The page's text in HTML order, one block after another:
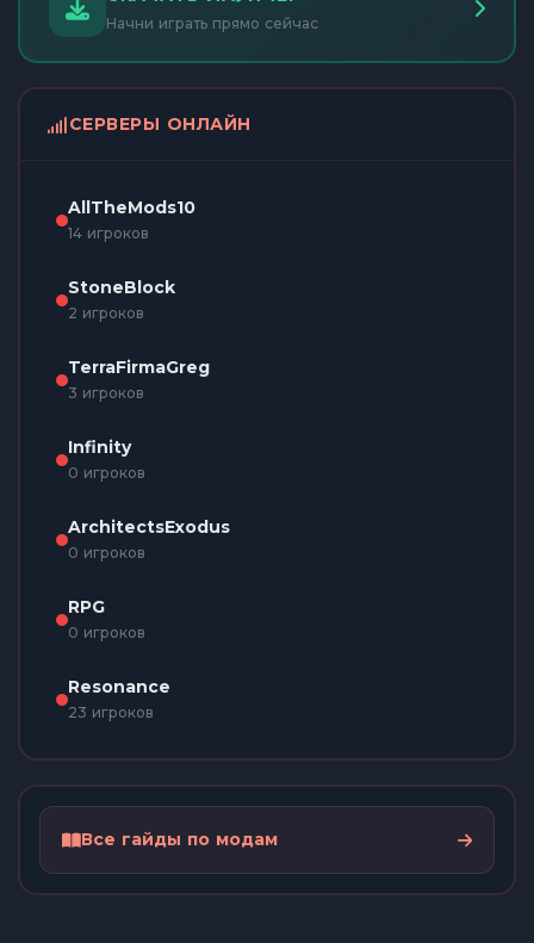
Начни играть прямо сейчас
СЕРВЕРЫ ОНЛАЙН
AllTheMods10
14 игроков
StoneBlock
2 игроков
TerraFirmaGreg
3 игроков
Infinity
0 игроков
ArchitectsExodus
0 игроков
RPG
0 игроков
Resonance
23 игроков
Все гайды по модам